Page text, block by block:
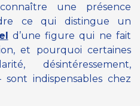
une présence
ce qui distingue un
d’une figure qui ne fait
et pourquoi certaines
désintéressement,
indispensables chez